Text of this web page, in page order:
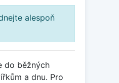
alespoň
do běžných
a dnu. Pro